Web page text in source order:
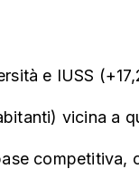
e IUSS
vicina a
competitiva,